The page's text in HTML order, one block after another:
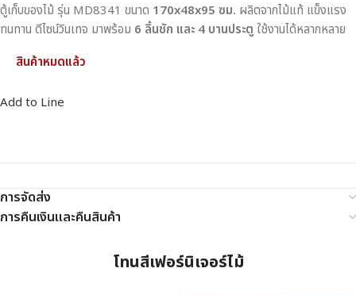
ตู้เก็บของไม้ รุ่น MD8341 ขนาด 170x48x95 ซม. ผลิตจากไม้แท้ แข็งแรง
ทนทาน ดีไซน์วินเทจ มาพร้อม 6 ลิ้นชัก และ 4 บานประตูใช้งานได้หลากหลาย
สินค้าหมดแล้ว
Add to Line
การจัดส่ง
การคืนเงินและคืนสินค้า
โทนสีเฟอร์นิเจอร์ไม้